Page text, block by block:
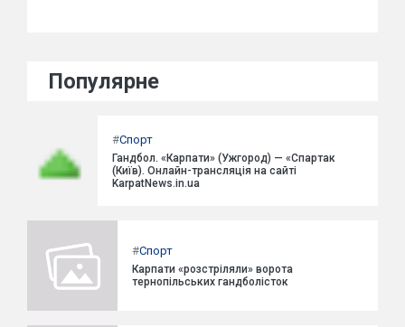
Популярне
#Спорт
Гандбол. «Карпати» (Ужгород) — «Спартак
(Київ). Онлайн-трансляція на сайті
KarpatNews.in.ua
#Спорт
Карпати «розстріляли» ворота
тернопільських гандболісток